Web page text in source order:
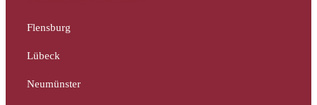
Flensburg
Lübeck
Neumünster